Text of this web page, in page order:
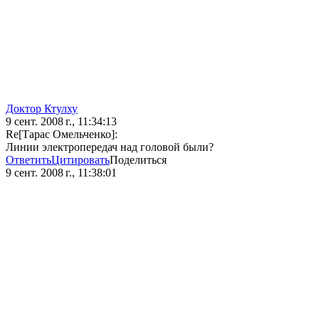
Доктор Ктулху
9 сент. 2008 г., 11:34:13
Re[Тарас Омельченко]:
Линии электропередач над головой были?
ОтветитьЦитироватьПоделиться
9 сент. 2008 г., 11:38:01